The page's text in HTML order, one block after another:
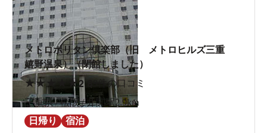
メトロポリタン倶楽部（旧 メトロヒルズ三重
嬉野温泉）（閉館しました）
★★ ★ ★2.8
9件の口コミ
三重県 / 松阪 / 井関駅2.9km
日帰り
宿泊